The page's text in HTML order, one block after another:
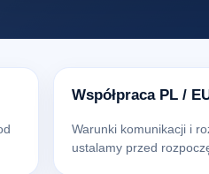
Współpraca PL /
Warunki komunikacji i
ustalamy przed